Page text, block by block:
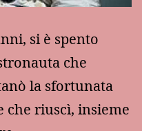
si è spento
che
la sfortunata
che riuscì, insieme